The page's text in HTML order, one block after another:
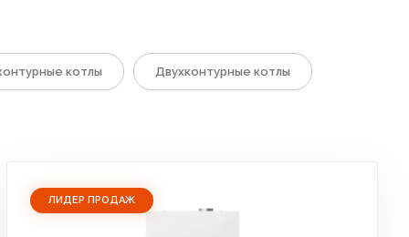
котлы Двухконтурные котлы
ЛИДЕР ПРОДАЖ